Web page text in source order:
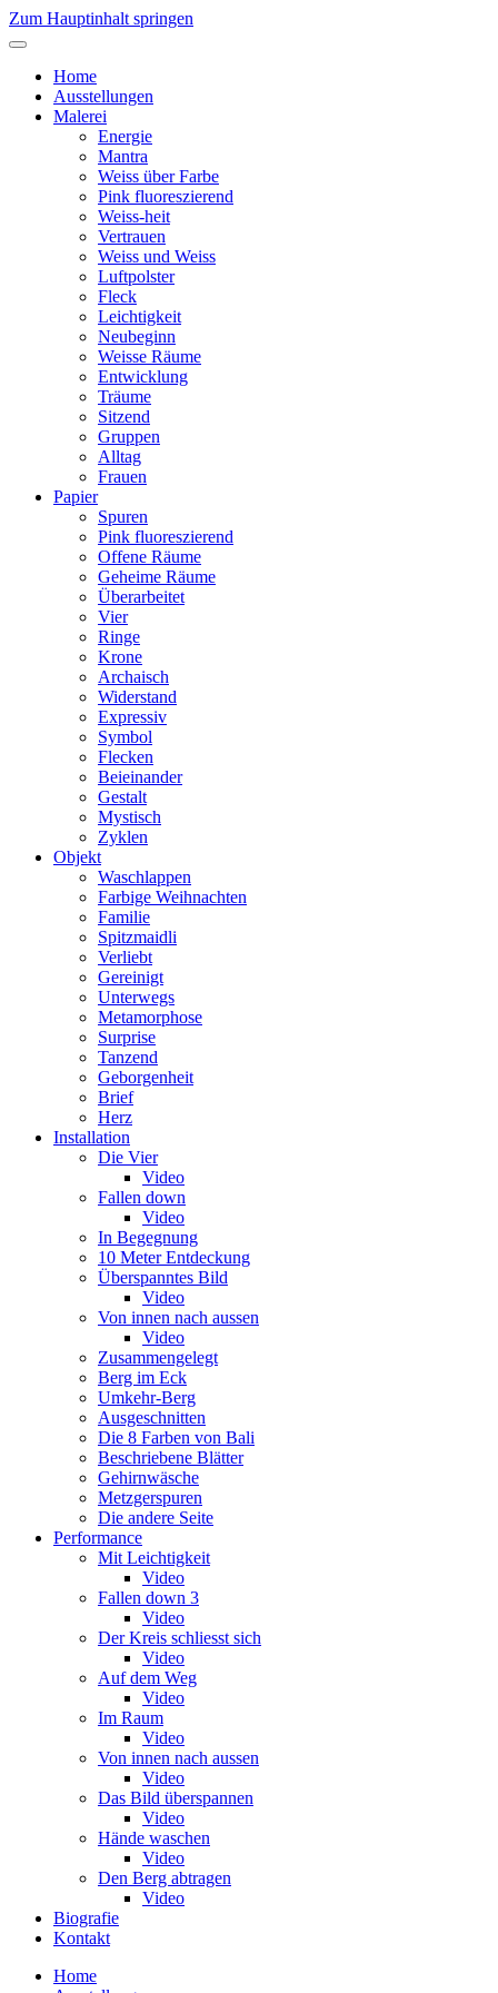
Zum Hauptinhalt springen
Home
Ausstellungen
Malerei
Energie
Mantra
Weiss über Farbe
Pink fluoreszierend
Weiss-heit
Vertrauen
Weiss und Weiss
Luftpolster
Fleck
Leichtigkeit
Neubeginn
Weisse Räume
Entwicklung
Träume
Sitzend
Gruppen
Alltag
Frauen
Papier
Spuren
Pink fluoreszierend
Offene Räume
Geheime Räume
Überarbeitet
Vier
Ringe
Krone
Archaisch
Widerstand
Expressiv
Symbol
Flecken
Beieinander
Gestalt
Mystisch
Zyklen
Objekt
Waschlappen
Farbige Weihnachten
Familie
Spitzmaidli
Verliebt
Gereinigt
Unterwegs
Metamorphose
Surprise
Tanzend
Geborgenheit
Brief
Herz
Installation
Die Vier
Video
Fallen down
Video
In Begegnung
10 Meter Entdeckung
Überspanntes Bild
Video
Von innen nach aussen
Video
Zusammengelegt
Berg im Eck
Umkehr-Berg
Ausgeschnitten
Die 8 Farben von Bali
Beschriebene Blätter
Gehirnwäsche
Metzgerspuren
Die andere Seite
Performance
Mit Leichtigkeit
Video
Fallen down 3
Video
Der Kreis schliesst sich
Video
Auf dem Weg
Video
Im Raum
Video
Von innen nach aussen
Video
Das Bild überspannen
Video
Hände waschen
Video
Den Berg abtragen
Video
Biografie
Kontakt
Home